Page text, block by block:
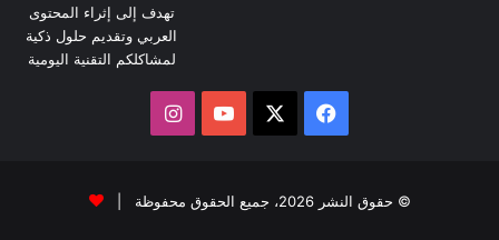
تهدف إلى إثراء المحتوى
العربي وتقديم حلول ذكية
لمشاكلكم التقنية اليومية
فيسبوك ‫YouTubeانستقرام
© حقوق النشر 2026، جميع الحقوق محفوظة |